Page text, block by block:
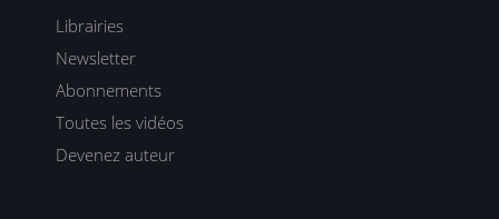
Librairies
Newsletter
Abonnements
Toutes les vidéos
Devenez auteur